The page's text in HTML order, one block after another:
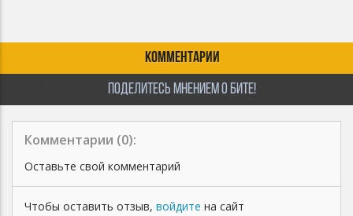
КОММЕНТАРИИ
ПОДЕЛИТЕСЬ МНЕНИЕМ О БИТЕ!
Комментарии (0):
Оставьте свой комментарий
Чтобы оставить отзыв, войдите на сайт